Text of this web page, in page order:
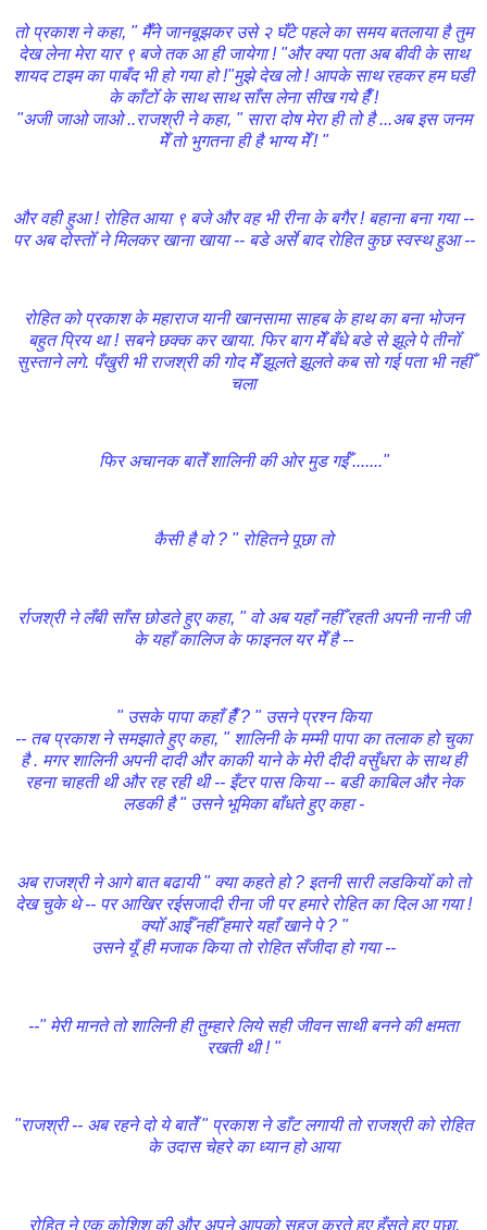
तो प्रकाश ने कहा, " मैँने जानबूझकर उसे २ घँटे पहले का समय बतलाया है तुम
देख लेना मेरा यार ९ बजे तक आ ही जायेगा ! "और क्या पता अब बीवी के साथ
शायद टाइम का पाबँद भी हो गया हो !"मुझे देख लो ! आपके साथ रहकर हम घडी
के काँटोँ के साथ साथ साँस लेना सीख गये हैँ !
"अजी जाओ जाओ ..राजश्री ने कहा, " सारा दोष मेरा ही तो है ...अब इस जनम
मेँ तो भुगतना ही है भाग्य मेँ ! "
और वही हुआ ! रोहित आया ९ बजे और वह भी रीना के बगैर ! बहाना बना गया --
पर अब दोस्तोँ ने मिलकर खाना खाया -- बडे अर्से बाद रोहित कुछ स्वस्थ हुआ --
रोहित को प्रकाश के महाराज यानी खानसामा साहब के हाथ का बना भोजन
बहुत प्रिय था ! सबने छक्क कर खाया. फिर बाग मेँ बँधे बडे से झूले पे तीनोँ
सुस्ताने लगे. पँखुरी भी राजश्री की गोद मेँ झूलते झूलते कब सो गई पता भी नहीँ
चला
फिर अचानक बातेँ शालिनी की ओर मुड गईँ ......."
कैसी है वो ? " रोहितने पूछा तो
र्राजश्री ने लँबी साँस छोडते हुए कहा, " वो अब यहाँ नहीँ रहती अपनी नानी जी
के यहाँ कालिज के फाइनल यर मेँ है --
" उसके पापा कहाँ हैँ ? " उसने प्रश्न किया
-- तब प्रकाश ने समझाते हुए कहा, " शालिनी के मम्मी पापा का तलाक हो चुका
है . मगर शालिनी अपनी दादी और काकी याने के मेरी दीदी वसुँधरा के साथ ही
रहना चाहती थी और रह रही थी -- इँटर पास किया -- बडी काबिल और नेक
लडकी है " उसने भूमिका बाँधते हुए कहा -
अब राजश्री ने आगे बात बढायी " क्या कहते हो ? इतनी सारी लडकियोँ को तो
देख चुके थे -- पर आखिर रईसजादी रीना जी पर हमारे रोहित का दिल आ गया !
क्योँ आईँ नहीँ हमारे यहाँ खाने पे ? "
उसने यूँ ही मजाक किया तो रोहित सँजीदा हो गया--
--" मेरी मानते तो शालिनी ही तुम्हारे लिये सही जीवन साथी बनने की क्षमता
रखती थी ! "
"राजश्री -- अब रहने दो ये बातेँ " प्रकाश ने डाँट लगायी तो राजश्री को रोहित
के उदास चेहरे का ध्यान हो आया
रोहित ने एक कोशिश की और अपने आपको सहज करते हुए हँसते हुए पूछा,